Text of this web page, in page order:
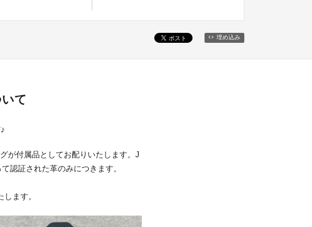
埋め込み
て
が付属品としてお配りいたします。J
認証された革のみにつきます。
ます。